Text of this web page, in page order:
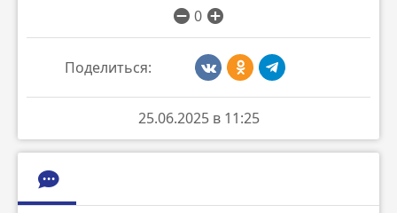
0
Поделиться:
25.06.2025 в 11:25